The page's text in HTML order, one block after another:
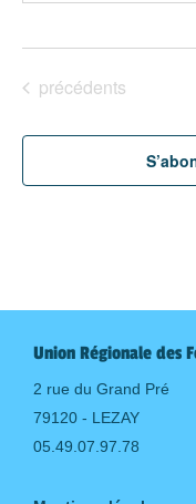
Évènements
précédents
Union Régionale des
2 rue du Grand Pré
79120 - LEZAY
05.49.07.97.78